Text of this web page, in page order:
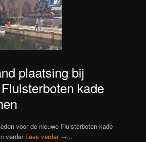
plaatsing bij
kade
voor de nieuwe Fluisterboten kade
verder Lees verder →...